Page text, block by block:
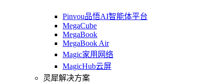
Pinvou品悟AI智能体平台
MegaCube
MegaBook
MegaBook Air
Magic家用网络
MagicHub云屏
灵犀解决方案